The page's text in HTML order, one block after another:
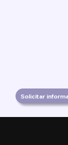
Solicitar